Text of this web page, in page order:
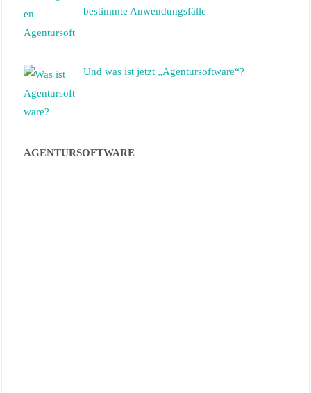
bestimmte Anwendungsfälle
Und was ist jetzt „Agentursoftware“?
AGENTURSOFTWARE